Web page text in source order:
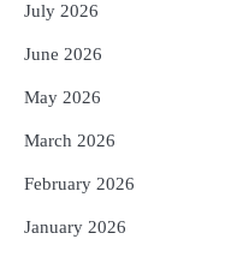
July 2026
June 2026
May 2026
March 2026
February 2026
January 2026